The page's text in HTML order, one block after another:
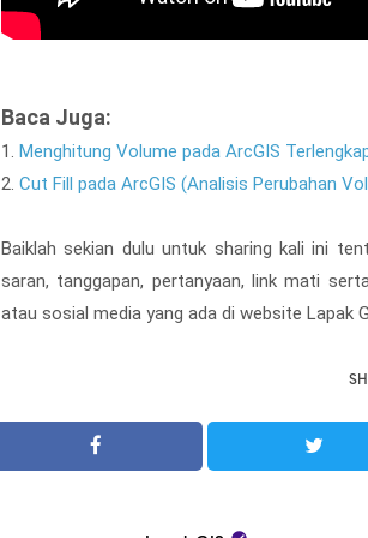
Baca Juga:
1. Menghitung Volume pada ArcGIS
2. Cut Fill pada ArcGIS (Analisis Perubahan
Baiklah sekian dulu untuk sharing kali ini
saran, tanggapan, pertanyaan, link mati
atau sosial media yang ada di website Lapak